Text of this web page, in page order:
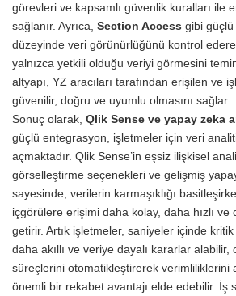
görevleri ve kapsamlı güvenlik kuralları ile
sağlanır. Ayrıca, Section Access gibi güçlü
düzeyinde veri görünürlüğünü kontrol
yalnızca yetkili olduğu veriyi görmesini
altyapı, YZ aracıları tarafından erişilen ve
güvenilir, doğru ve uyumlu olmasını sağlar.
Sonuç olarak, Qlik Sense ve yapay zeka
güçlü entegrasyon, işletmeler için veri
açmaktadır. Qlik Sense’in eşsiz ilişkisel
görselleştirme seçenekleri ve gelişmiş
sayesinde, verilerin karmaşıklığı
içgörülere erişimi daha kolay, daha hızlı
getirir. Artık işletmeler, saniyeler içinde
daha akıllı ve veriye dayalı kararlar alabilir,
süreçlerini otomatikleştirerek verimliliklerini
önemli bir rekabet avantajı elde edebilir. İş